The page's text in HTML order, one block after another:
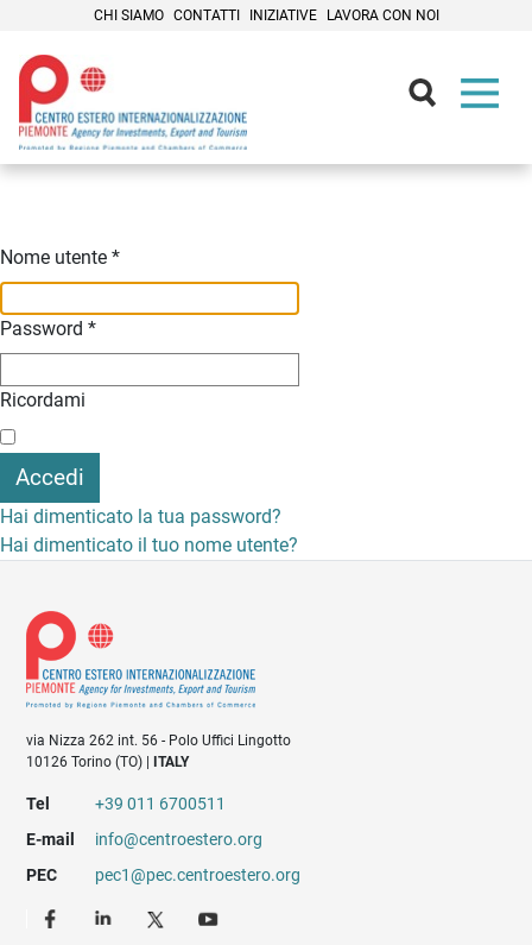
CHI SIAMO CONTATTI INIZIATIVE LAVORA CON NOI
Nome utente *
Password *
Ricordami
Accedi
Hai dimenticato la tua password?
Hai dimenticato il tuo nome utente?
via Nizza 262 int. 56 - Polo Uffici Lingotto
10126 Torino (TO) |
ITALY
Tel
+39 011 6700511
E-mail
info@centroestero.org
PEC
pec1@pec.centroestero.org